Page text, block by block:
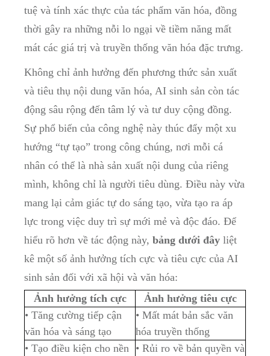
tuệ và tính xác thực của tác phẩm văn hóa, đồng
thời gây ra những nỗi lo ngại về tiềm năng mất
mát các giá trị và truyền thống văn hóa đặc trưng.
Không chỉ ảnh hưởng đến phương thức sản xuất
và tiêu thụ nội dung văn hóa, AI sinh sản còn tác
động sâu rộng đến tâm lý và tư duy cộng đồng.
Sự phổ biến của công nghệ này thúc đẩy một xu
hướng “tự tạo” trong công chúng, nơi mỗi cá
nhân có thể là nhà sản xuất nội dung của riêng
mình, không chỉ là người tiêu dùng. Điều này vừa
mang lại cảm giác tự do sáng tạo, vừa tạo ra áp
lực trong việc duy trì sự mới mẻ và độc đáo. Để
hiểu rõ hơn về tác động này, bảng dưới đây liệt
kê một số ảnh hưởng tích cực và tiêu cực của AI
sinh sản đối với xã hội và văn hóa:
Ảnh hưởng tích cực
Ảnh hưởng tiêu cực
• Tăng cường tiếp cận
văn hóa và sáng tạo
• Mất mát bản sắc văn
hóa truyền thống
• Tạo điều kiện cho nền
• Rủi ro về bản quyền và